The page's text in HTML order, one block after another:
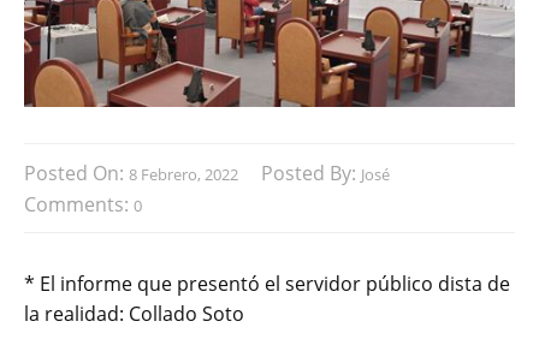
Posted On: 8 Febrero, 2022 Posted By: José
Comments: 0
* El informe que presentó el servidor público dista de
la realidad: Collado Soto